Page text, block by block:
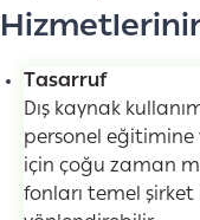
Tasarruf
Dış kaynak
personel eğitimine
için çoğu zaman
fonları temel şirket